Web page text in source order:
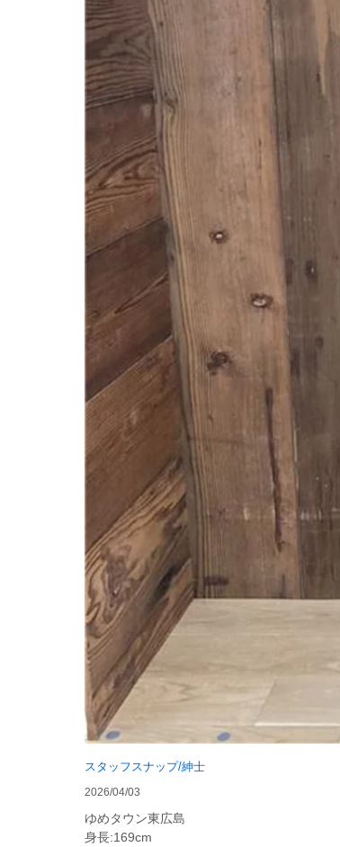
スタッフスナップ/紳士
2026/04/03
ゆめタウン東広島
身長:169cm